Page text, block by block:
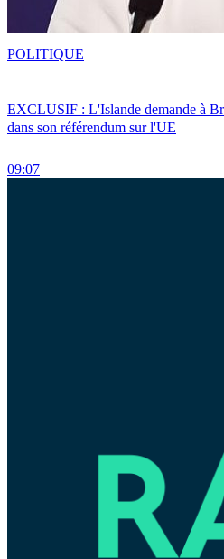
EXCLUSIF : L'Islande demande à
dans son référendum sur l'UE
09:07
POLITIQUE